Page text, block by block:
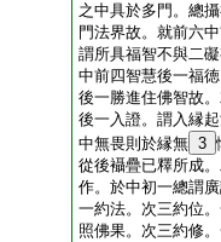
之中具於多門。總
門法界故。就前六
謂所具福智不與二
中前四智慧後一福
後一勝進住佛智故
後一入證。謂入縁
中無畏則於縁無 3
從後襵疊已釋所成
作。於中初一總謂
一約法。次三約位
照佛果。次三約修